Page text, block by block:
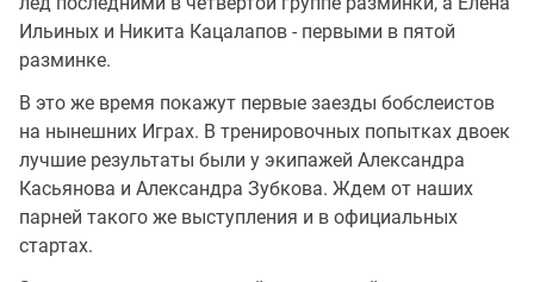
Ильиных и Никита Кацалапов - первыми в пятой
разминке.
В это же время покажут первые заезды бобслеистов
на нынешних Играх. В тренировочных попытках двоек
лучшие результаты были у экипажей Александра
Касьянова и Александра Зубкова. Ждем от наших
парней такого же выступления и в официальных
стартах.